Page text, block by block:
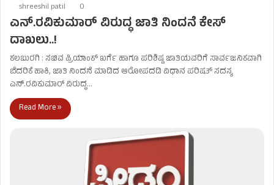
shreeshil patil 0
ಎನ್.ರವಿಕುಮಾರ್ ವಿರುದ್ಧ ಜಾತಿ ನಿಂದನೆ ಕೇಸ್​
ದಾಖಲು..!
ಕಲಬುರಗಿ : ಸಚಿವ ಪ್ರಿಯಾಂಕ್ ಖರ್ಗೆ ಹಾಗೂ ಪರಿಶಿಷ್ಟ ಜಾತಿಯವರಿಗೆ ಸಾರ್ವಜನಿಕವಾಗಿ
ಬೆದರಿಕೆ ಹಾಕಿ, ಜಾತಿ ನಿಂದನೆ ಮಾಡಿದ ಆರೋಪದಡಿ ವಿಧಾನ ಪರಿಷತ್ ಸದಸ್ಯ
ಎನ್.ರವಿಕುಮಾರ್ ವಿರುದ್ಧ…
Read More »